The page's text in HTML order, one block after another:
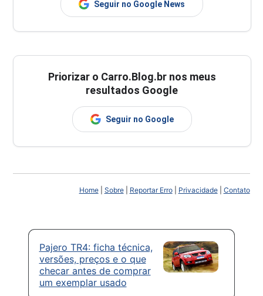
Seguir no Google News
Priorizar o Carro.Blog.br nos meus
resultados Google
Seguir no Google
Home| Sobre| Reportar Erro| Privacidade| Contato
Pajero TR4: ficha técnica,
versões, preços e o que
checar antes de comprar
um exemplar usado